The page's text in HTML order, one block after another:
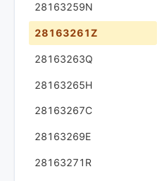
28163259N
28163261Z
28163263Q
28163265H
28163267C
28163269E
28163271R